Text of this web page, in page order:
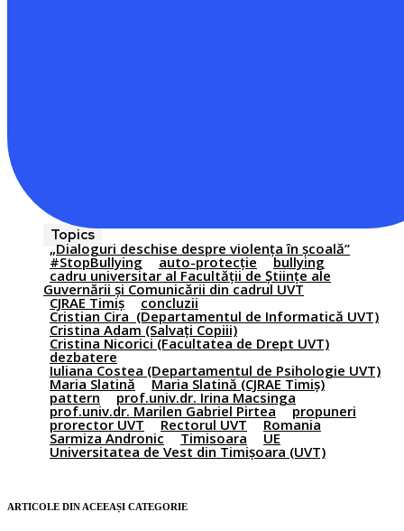
Topics
„Dialoguri deschise despre violența în școală”
#StopBullying auto-protecție bullying
cadru universitar al Facultății de Științe ale
Guvernării și Comunicării din cadrul UVT
CJRAE Timiș concluzii
Cristian Cira (Departamentul de Informatică UVT)
Cristina Adam (Salvați Copiii)
Cristina Nicorici (Facultatea de Drept UVT)
dezbatere
Iuliana Costea (Departamentul de Psihologie UVT)
Maria Slatină Maria Slatină (CJRAE Timiș)
pattern prof.univ.dr. Irina Macsinga
prof.univ.dr. Marilen Gabriel Pirtea propuneri
prorector UVT Rectorul UVT Romania
Sarmiza Andronic Timisoara UE
Universitatea de Vest din Timișoara (UVT)
ARTICOLE DIN ACEEAȘI CATEGORIE